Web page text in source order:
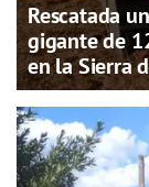
Rescatada
gigante de
en la Sierra